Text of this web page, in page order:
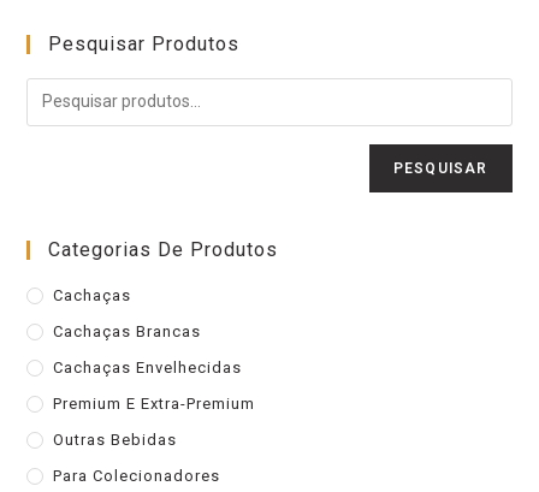
Pesquisar Produtos
PESQUISAR
Categorias De Produtos
Cachaças
Cachaças Brancas
Cachaças Envelhecidas
Premium E Extra-Premium
Outras Bebidas
Para Colecionadores